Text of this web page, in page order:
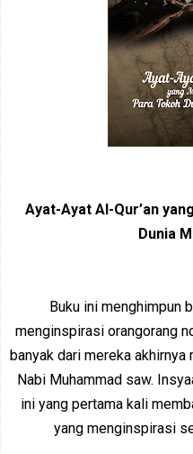
Ayat-Ayat Al-Qur’an
Dunia
Buku ini menghimpun
menginspirasi orangorang
banyak dari mereka
Nabi Muhammad saw.
ini yang pertama kali
yang menginspirasi